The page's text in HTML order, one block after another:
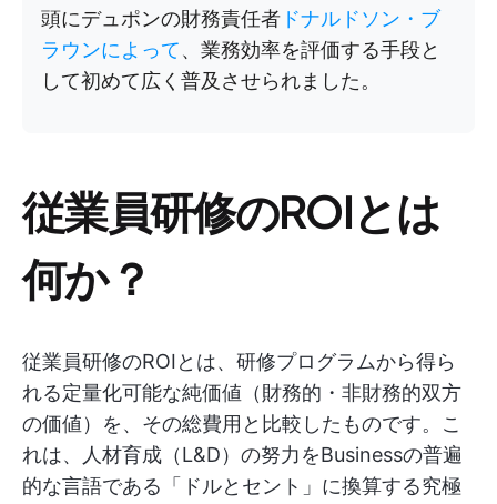
頭にデュポンの財務責任者 ドナルドソン・ブ
ラウンによって、業務効率を評価する手段と
して初めて広く普及させられました。
従業員研修のROIとは
何か？
従業員研修のROIとは、研修プログラムから得ら
れる定量化可能な純価値（財務的・非財務的双方
の価値）を、その総費用と比較したものです。こ
れは、人材育成（L&D）の努力をBusinessの普遍
的な言語である「ドルとセント」に換算する究極